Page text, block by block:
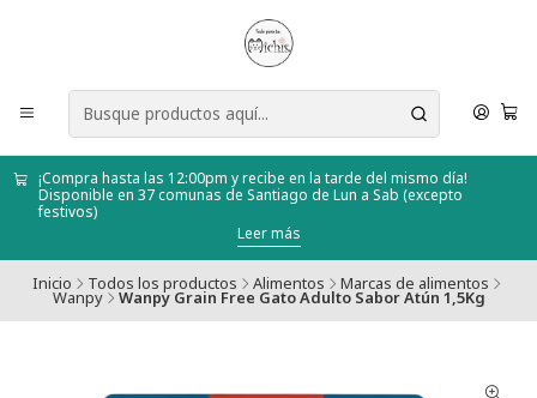
¡Compra hasta las 12:00pm y recibe en la tarde del mismo día!
Disponible en 37 comunas de Santiago de Lun a Sab (excepto
festivos)
Leer más
Inicio Todos los productos Alimentos Marcas de alimentos
Wanpy Wanpy Grain Free Gato Adulto Sabor Atún 1,5Kg